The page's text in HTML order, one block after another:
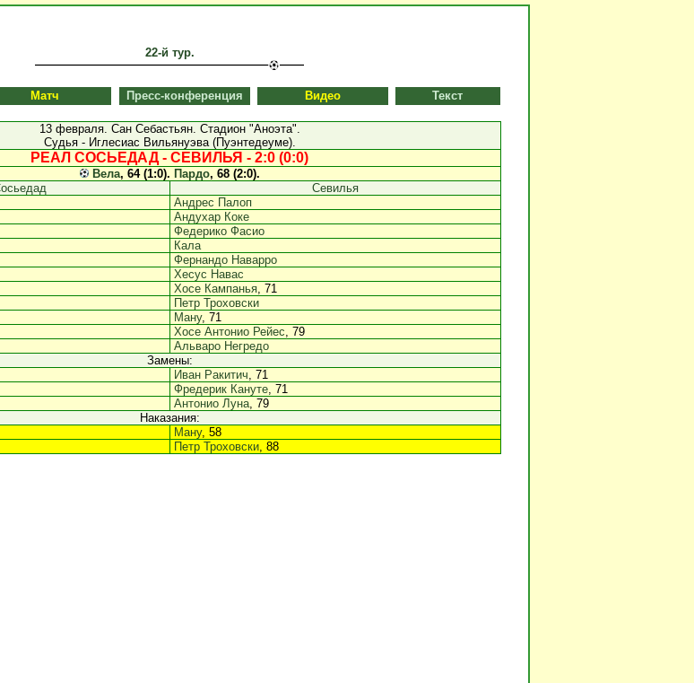
22-й тур.
Матч Пресс-конференция Видео Текст
13 февраля. Сан Себастьян. Стадион "Аноэта".
Судья - Иглесиас Вильянуэва (Пуэнтедеуме).
РЕАЛ СОСЬЕДАД - СЕВИЛЬЯ - 2:0 (0:0)
Вела, 64 (1:0). Пардо, 68 (2:0).
Севилья
Андрес Палоп
Андухар Коке
Федерико Фасио
Кала
Фернандо Наварро
Хесус Навас
Хосе Кампанья, 71
Петр Троховски
Ману, 71
Хосе Антонио Рейес, 79
Альваро Негредо
Замены:
Иван Ракитич, 71
Фредерик Кануте, 71
Антонио Луна, 79
Наказания:
Ману, 58
Петр Троховски, 88